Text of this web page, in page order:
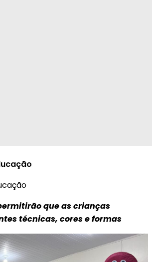
que as crianças
técnicas, cores e formas